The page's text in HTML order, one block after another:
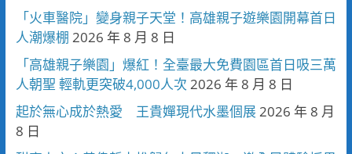
「火車醫院」變身親子天堂！高雄親子遊樂園開幕首日
人潮爆棚 2026 年 8 月 8 日
「高雄親子樂園」爆紅！全臺最大免費園區首日吸三萬
人朝聖 輕軌更突破4,000人次 2026 年 8 月 8 日
起於無心成於熱愛 王貴嬋現代水墨個展 2026 年 8 月
8 日